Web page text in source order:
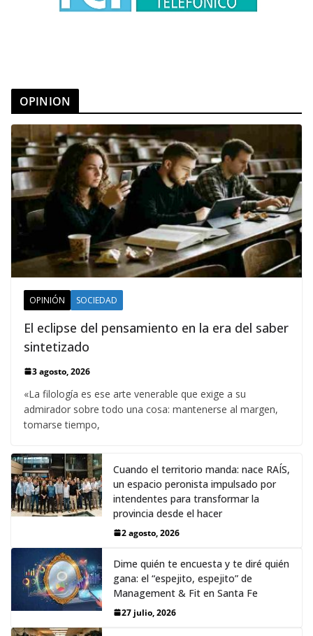
OPINION
OPINIÓN SOCIEDAD
El eclipse del pensamiento en la era del saber
sintetizado
3 agosto, 2026
«La filología es ese arte venerable que exige a su
admirador sobre todo una cosa: mantenerse al margen,
tomarse tiempo,
Cuando el territorio manda: nace RAÍS,
un espacio peronista impulsado por
intendentes para transformar la
provincia desde el hacer
2 agosto, 2026
Dime quién te encuesta y te diré quién
gana: el “espejito, espejito” de
Management & Fit en Santa Fe
27 julio, 2026